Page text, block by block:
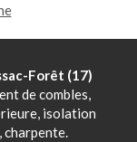
Forêt (17)
de combles,
isolation
charpente.